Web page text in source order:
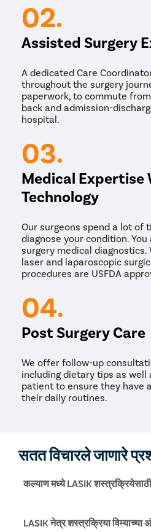
02.
Assisted Surgery
A dedicated Care
throughout the surgery
paperwork, to commute
back and admission-
hospital.
03.
Medical Expertise
Technology
Our surgeons spend a lot of
diagnose your condition.
surgery medical diagnostics.
laser and laparoscopic
procedures are USFDA
04.
Post Surgery Care
We offer follow-up
including dietary tips as well
patient to ensure they have
their daily routines.
सतत विचारले जाणारे
कल्याण मध्ये LASIK
कल्याण मध्ये LASIK
LASIK नेत्र शस्त्रक्रिया विम्याच्या